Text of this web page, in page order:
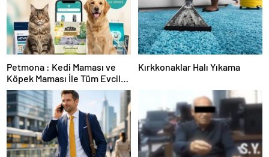
Petmona : Kedi Maması ve
Köpek Maması İle Tüm Evcil
Hayvan Ürünleri
Kırkkonaklar Halı Yıkama